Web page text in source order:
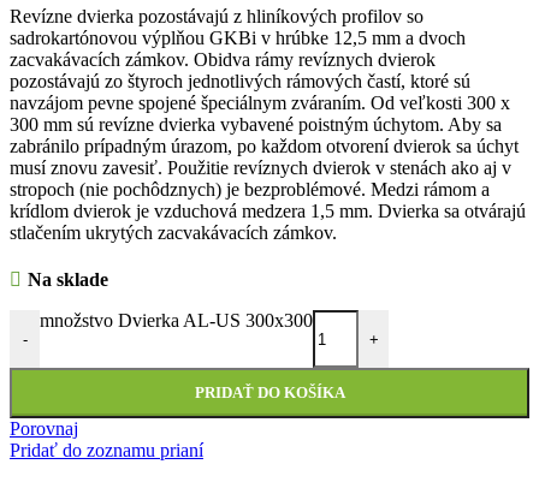
Revízne dvierka pozostávajú z hliníkových profilov so
sadrokartónovou výplňou GKBi v hrúbke 12,5 mm a dvoch
zacvakávacích zámkov. Obidva rámy revíznych dvierok
pozostávajú zo štyroch jednotlivých rámových častí, ktoré sú
navzájom pevne spojené špeciálnym zváraním. Od veľkosti 300 x
300 mm sú revízne dvierka vybavené poistným úchytom. Aby sa
zabránilo prípadným úrazom, po každom otvorení dvierok sa úchyt
musí znovu zavesiť. Použitie revíznych dvierok v stenách ako aj v
stropoch (nie pochôdznych) je bezproblémové. Medzi rámom a
krídlom dvierok je vzduchová medzera 1,5 mm. Dvierka sa otvárajú
stlačením ukrytých zacvakávacích zámkov.
Na sklade
-
množstvo Dvierka AL-US 300x300
+
PRIDAŤ DO KOŠÍKA
Porovnaj
Pridať do zoznamu prianí